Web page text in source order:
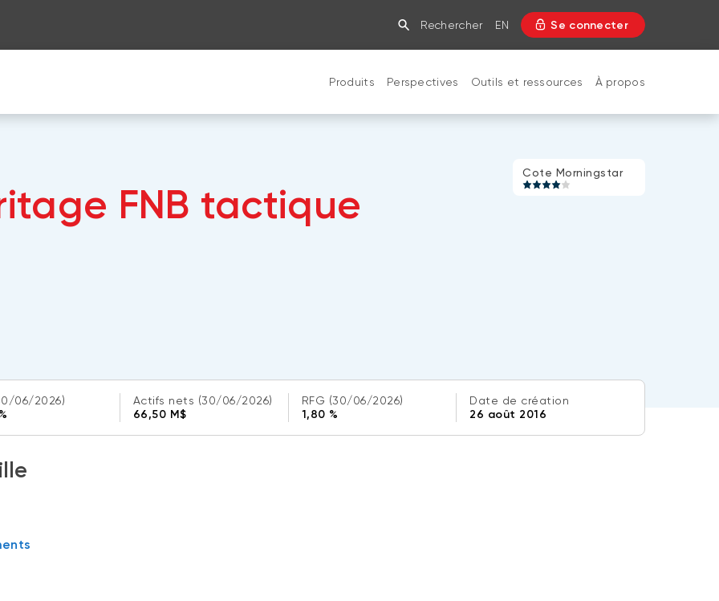
Rechercher EN Se connecter
Produits Perspectives Outils et ressources À propos
FNB tactique
Cote
Morningstar
Cote Morningstar
06/2026) Actifs nets (30/06/2026)
66,50 M$
RFG (30/06/2026)
1,80 %
Date de création
26 août 2016